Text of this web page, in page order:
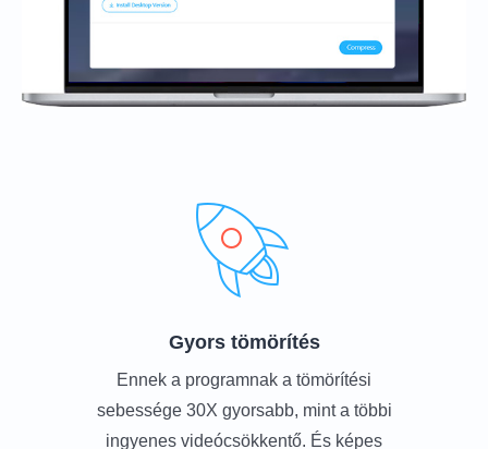
Gyors tömörítés
Ennek a programnak a tömörítési
sebessége 30X gyorsabb, mint a többi
ingyenes videócsökkentő. És képes